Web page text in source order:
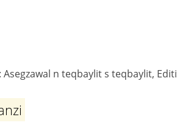
Asegzawal n teqbaylit s teqbaylit,